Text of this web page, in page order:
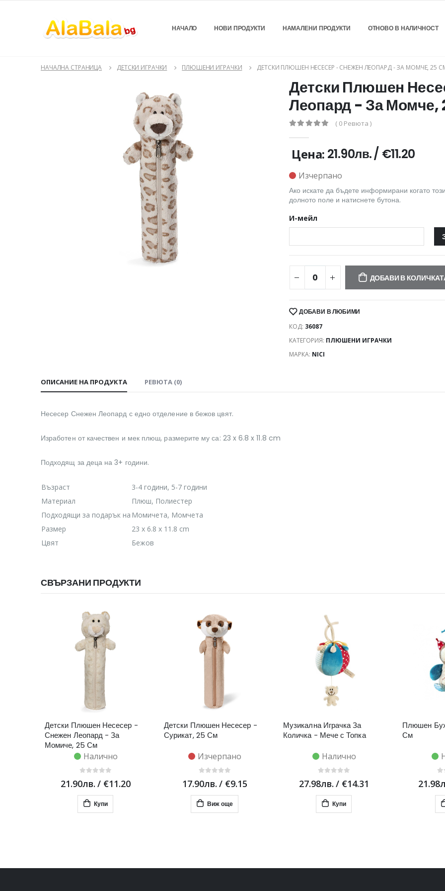
НАЧАЛО НОВИ ПРОДУКТИ НАМАЛЕНИ ПРОДУКТИ ОТНОВО В НАЛИЧНОСТ
НАЧАЛНА СТРАНИЦА ДЕТСКИ ИГРАЧКИ ПЛЮШЕНИ ИГРАЧКИ ДЕТСКИ ПЛЮШЕН НЕСЕСЕР - СНЕЖЕН ЛЕОПАРД - ЗА МОМЧЕ, 25
Детски Плюшен
Леопард - За Момче,
( 0 Ревюта )
Цена: 21.90лв./ €11.20
Изчерпано
Ако искате да бъдете информирани когато
долното поле и натиснете бутона.
И-мейл
ДОБАВИ В
ДОБАВИ В ЛЮБИМИ
КОД: 36087
КАТЕГОРИЯ: ПЛЮШЕНИ ИГРАЧКИ
МАРКА: NICI
ОПИСАНИЕ НА ПРОДУКТА РЕВЮТА (0)
Несесер Снежен Леопард с едно отделение в бежов цвят.
Изработен от качествен и мек плюш, размерите му са: 23 x 6.8 x 11.8 cm
Подходящ за деца на 3+ години.
Възраст
3-4 години, 5-7 години
Материал
Плюш, Полиестер
Подходящи за подарък на Момичета, Момчета
Размер
23 x 6.8 x 11.8 cm
Цвят
Бежов
СВЪРЗАНИ ПРОДУКТИ
Детски Плюшен Несесер -
Снежен Леопард - За
Момиче, 25 См
Налично
21.90лв. / €11.20
Купи
Детски Плюшен Несесер -
Сурикат, 25 См
Изчерпано
17.90лв. / €9.15
Виж още
Музикална Играчка За
Количка - Мече с Топка
Налично
27.98лв. / €14.31
Купи
Плюшен
См